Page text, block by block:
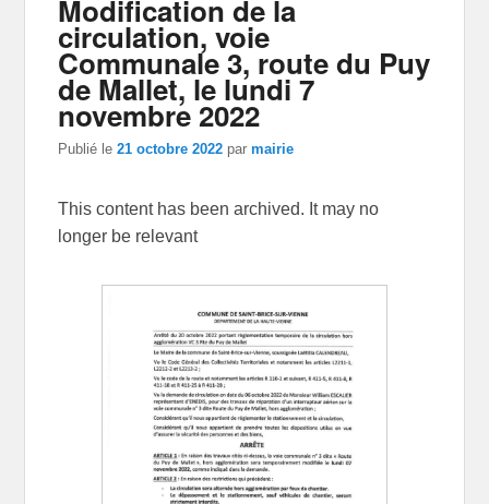
Modification de la
circulation, voie
Communale 3, route du Puy
de Mallet, le lundi 7
novembre 2022
Publié le21 octobre 2022 parmairie
This content has been archived. It may no
longer be relevant